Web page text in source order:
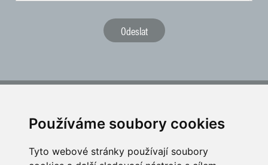
Používáme soubory cookies
Tyto webové stránky používají soubory